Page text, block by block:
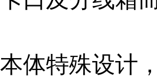
体特殊设计